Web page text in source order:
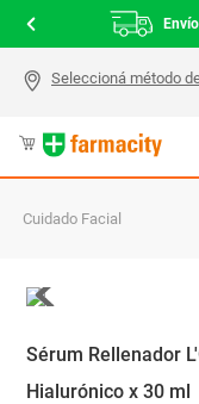
Cuidado Facial
Sérum Rellenador
Hialurónico x 30 ml